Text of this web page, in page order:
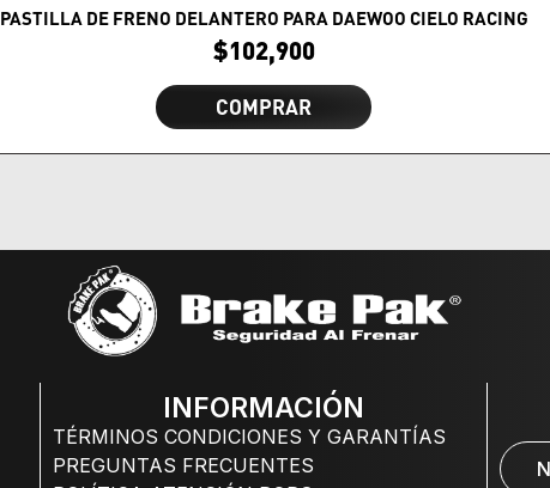
PASTILLA DE FRENO DELANTERO PARA DAEWOO CIELO RACING
$102,900
COMPRAR
INFORMACIÓN
TÉRMINOS CONDICIONES Y GARANTÍAS
PREGUNTAS FRECUENTES